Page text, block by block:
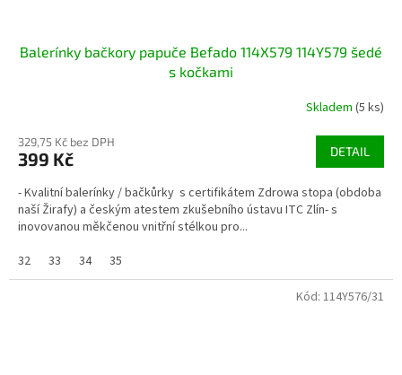
Balerínky bačkory papuče Befado 114X579 114Y579 šedé
s kočkami
Skladem (5 ks)
329,75 Kč bez DPH
399 Kč DETAIL
- Kvalitní balerínky / bačkůrky s certifikátem Zdrowa stopa (obdoba
naší Žirafy) a českým atestem zkušebního ústavu ITC Zlín- s
inovovanou měkčenou vnitřní stélkou pro...
32
33 34 35
Kód: 114Y576/31